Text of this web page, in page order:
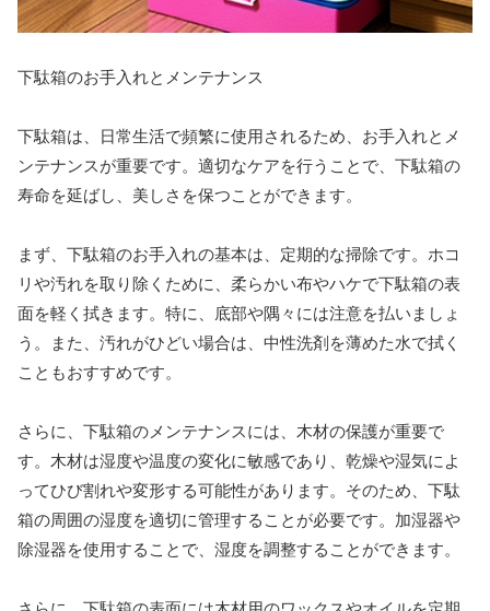
下駄箱のお手入れとメンテナンス
下駄箱は、日常生活で頻繁に使用されるため、お手入れとメ
ンテナンスが重要です。適切なケアを行うことで、下駄箱の
寿命を延ばし、美しさを保つことができます。
まず、下駄箱のお手入れの基本は、定期的な掃除です。ホコ
リや汚れを取り除くために、柔らかい布やハケで下駄箱の表
面を軽く拭きます。特に、底部や隅々には注意を払いましょ
う。また、汚れがひどい場合は、中性洗剤を薄めた水で拭く
こともおすすめです。
さらに、下駄箱のメンテナンスには、木材の保護が重要で
す。木材は湿度や温度の変化に敏感であり、乾燥や湿気によ
ってひび割れや変形する可能性があります。そのため、下駄
箱の周囲の湿度を適切に管理することが必要です。加湿器や
除湿器を使用することで、湿度を調整することができます。